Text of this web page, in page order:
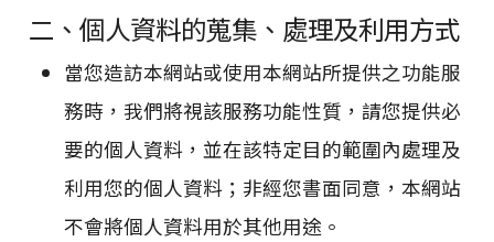
二、個人資料的蒐集、處理及利用方式
當您造訪本網站或使用本網站所提供之功能服
務時，我們將視該服務功能性質，請您提供必
要的個人資料，並在該特定目的範圍內處理及
利用您的個人資料；非經您書面同意，本網站
不會將個人資料用於其他用途。